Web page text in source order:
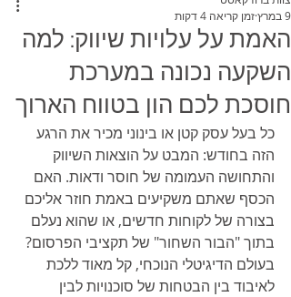
האמת על עלויות שיווק: למה
השקעה נכונה במערכת
חוסכת לכם הון בטווח הארוך
9 במרץ
זמן קריאה 4 דקות
כל בעל עסק קטן או בינוני מכיר את הרגע
הזה בחודש: המבט על הוצאות השיווק
והתחושה העמומה של חוסר ודאות. האם
הכסף שאתם משקיעים באמת חוזר אליכם
בצורה של לקוחות חדשים, או שהוא נעלם
בתוך "הבור השחור" של תקציבי הפרסום?
בעולם הדיגיטלי הנוכחי, קל מאוד ללכת
לאיבוד בין הבטחות של סוכנויות לבין